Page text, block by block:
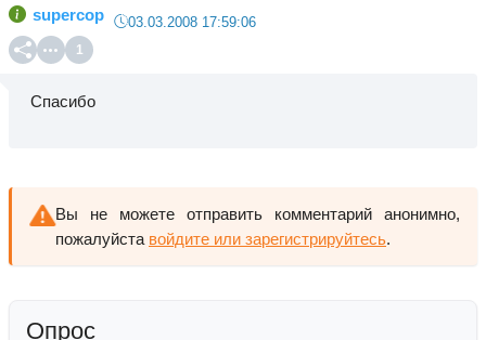
supercop 03.03.2008 17:59:06
1
Спасибо
Вы не можете отправить комментарий анонимно,
пожалуйста войдите или зарегистрируйтесь.
Опрос